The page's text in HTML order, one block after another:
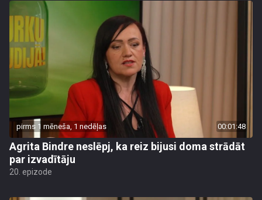
pirms 1 mēneša, 1 nedēļas 00:01:48
Agrita Bindre neslēpj, ka reiz bijusi doma strādāt
par izvadītāju
20. epizode